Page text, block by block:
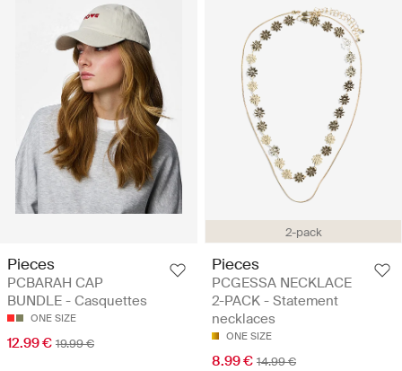
Pieces
PCBARAH CAP
BUNDLE - Casquettes
ONE SIZE
12.99 € 19.99 €
2-pack
Pieces
PCGESSA NECKLACE
2-PACK - Statement
necklaces
ONE SIZE
8.99 € 14.99 €